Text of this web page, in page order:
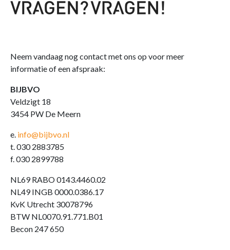
Neem vandaag nog contact met ons op voor meer
informatie of een afspraak:
BIJBVO
Veldzigt 18
3454 PW De Meern
e. info@bijbvo.nl
t. 030 2883785
f. 030 2899788
NL69 RABO 0143.4460.02
NL49 INGB 0000.0386.17
KvK Utrecht 30078796
BTW NL0070.91.771.B01
Becon 247 650